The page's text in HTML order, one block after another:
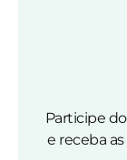
Participe
e receba